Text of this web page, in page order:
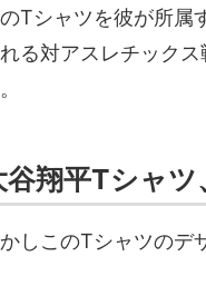
Tシャツを彼が所属
る対アスレチック
谷翔平Tシャ
しこのTシャツのデ